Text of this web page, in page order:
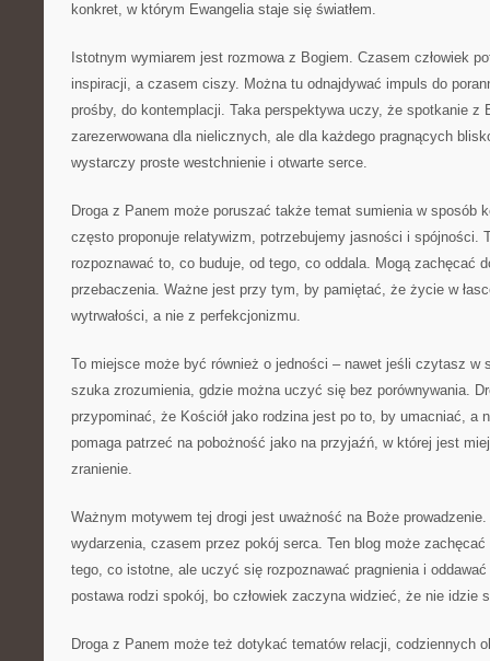
konkret, w którym Ewangelia staje się światłem.
Istotnym wymiarem jest rozmowa z Bogiem. Czasem człowiek
inspiracji, a czasem ciszy. Można tu odnajdywać impuls do
prośby, do kontemplacji. Taka perspektywa uczy, że spotkanie z
zarezerwowana dla nielicznych, ale dla każdego pragnących
wystarczy proste westchnienie i otwarte serce.
Droga z Panem może poruszać także temat sumienia w sposób
często proponuje relatywizm, potrzebujemy jasności i spójności.
rozpoznawać to, co buduje, od tego, co oddala. Mogą zachęcać
przebaczenia. Ważne jest przy tym, by pamiętać, że życie w
wytrwałości, a nie z perfekcjonizmu.
To miejsce może być również o jedności – nawet jeśli czytasz w
szuka zrozumienia, gdzie można uczyć się bez porównywania.
przypominać, że Kościół jako rodzina jest po to, by umacniać, a
pomaga patrzeć na pobożność jako na przyjaźń, w której jest
zranienie.
Ważnym motywem tej drogi jest uważność na Boże
wydarzenia, czasem przez pokój serca. Ten blog może zachęcać
tego, co istotne, ale uczyć się rozpoznawać pragnienia i
postawa rodzi spokój, bo człowiek zaczyna widzieć, że nie idzie
Droga z Panem może też dotykać tematów relacji, codziennych